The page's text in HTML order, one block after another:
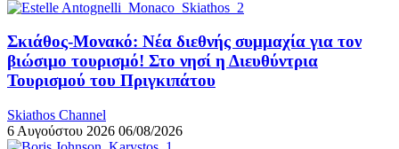
Σκιάθος-Μονακό: Νέα διεθνής συμμαχία για τον
βιώσιμο τουρισμό! Στο νησί η Διευθύντρια
Τουρισμού του Πριγκιπάτου
Skiathos Channel
6 Αυγούστου 2026 06/08/2026